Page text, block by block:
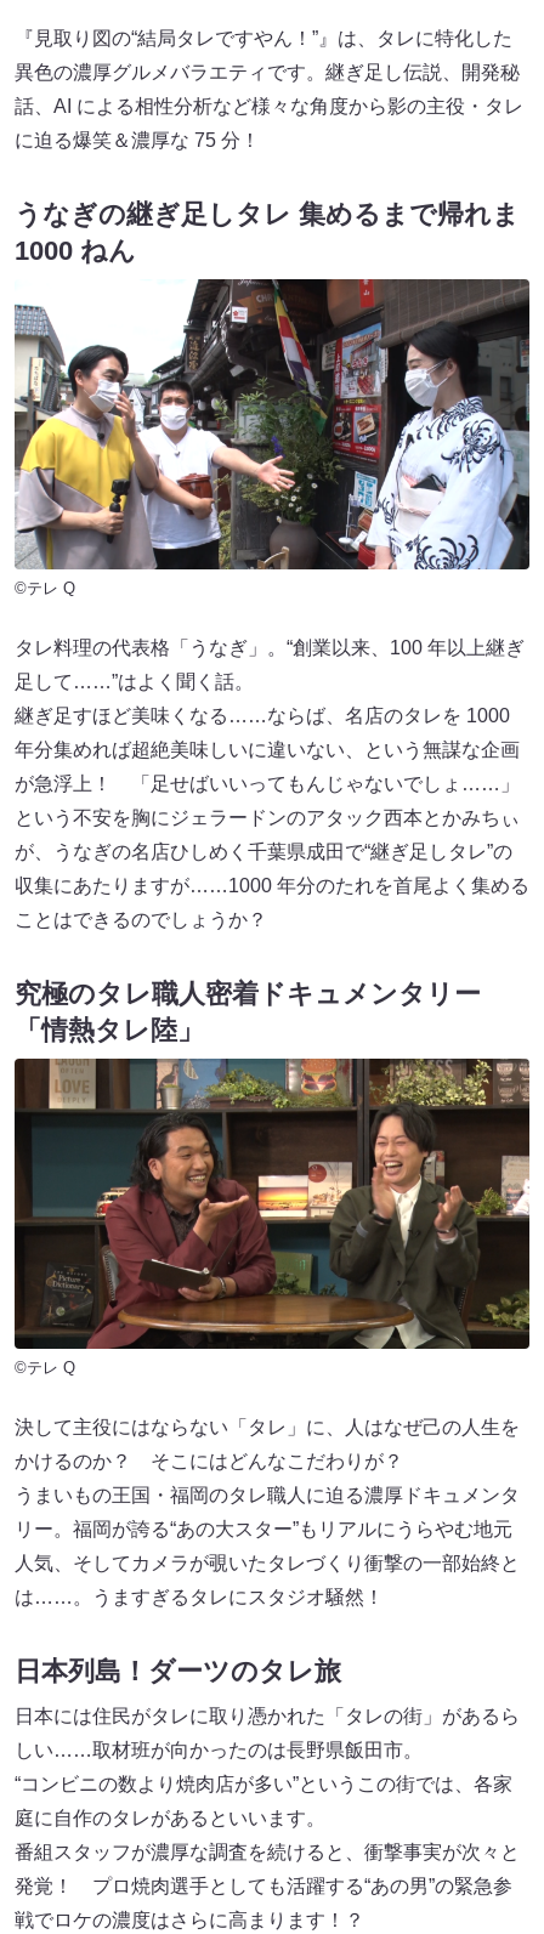
『見取り図の“結局タレですやん！”』は、タレに特化した
異色の濃厚グルメバラエティです。継ぎ足し伝説、開発秘
話、AI による相性分析など様々な角度から影の主役・タレ
に迫る爆笑＆濃厚な 75 分！
うなぎの継ぎ足しタレ 集めるまで帰れま
1000 ねん
©テレ Q
タレ料理の代表格「うなぎ」。“創業以来、100 年以上継ぎ
足して……”はよく聞く話。
継ぎ足すほど美味くなる……ならば、名店のタレを 1000
年分集めれば超絶美味しいに違いない、という無謀な企画
が急浮上！ 「足せばいいってもんじゃないでしょ……」
という不安を胸にジェラードンのアタック西本とかみちぃ
が、うなぎの名店ひしめく千葉県成田で“継ぎ足しタレ”の
収集にあたりますが……1000 年分のたれを首尾よく集める
ことはできるのでしょうか？
究極のタレ職人密着ドキュメンタリー
「情熱タレ陸」
©テレ Q
決して主役にはならない「タレ」に、人はなぜ己の人生を
かけるのか？ そこにはどんなこだわりが？
うまいもの王国・福岡のタレ職人に迫る濃厚ドキュメンタ
リー。福岡が誇る“あの大スター”もリアルにうらやむ地元
人気、そしてカメラが覗いたタレづくり衝撃の一部始終と
は……。うますぎるタレにスタジオ騒然！
日本列島！ダーツのタレ旅
日本には住民がタレに取り憑かれた「タレの街」があるら
しい……取材班が向かったのは長野県飯田市。
“コンビニの数より焼肉店が多い”というこの街では、各家
庭に自作のタレがあるといいます。
番組スタッフが濃厚な調査を続けると、衝撃事実が次々と
発覚！ プロ焼肉選手としても活躍する“あの男”の緊急参
戦でロケの濃度はさらに高まります！？